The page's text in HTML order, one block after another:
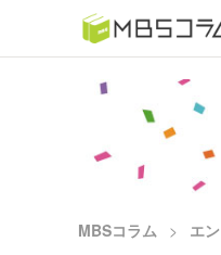
番組コラム
日曜日の初耳
もう一度楽し
MBSコラム エ